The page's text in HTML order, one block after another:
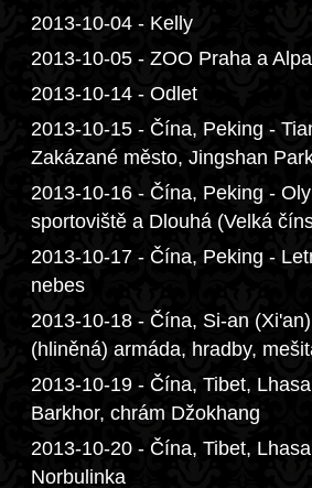
2013-10-04 - Kelly
2013-10-05 - ZOO Praha a
2013-10-14 - Odlet
2013-10-15 - Čína, Peking -
Zakázané město, Jingshan
2013-10-16 - Čína, Peking -
sportoviště a Dlouhá (Velká
2013-10-17 - Čína, Peking -
nebes
2013-10-18 - Čína, Si-an
(hliněná) armáda, hradby,
2013-10-19 - Čína, Tibet,
Barkhor, chrám Džokhang
2013-10-20 - Čína, Tibet,
Norbulinka